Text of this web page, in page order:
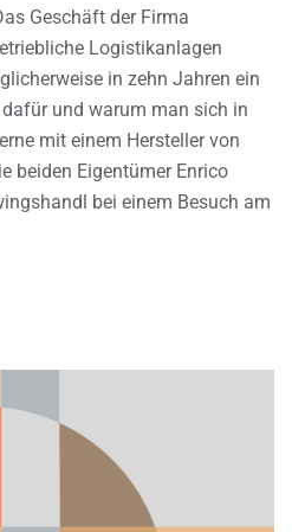
Geschäft der Firma
Logistikanlagen
in zehn Jahren ein
und warum man sich in
mit einem Hersteller von
beiden Eigentümer Enrico
bei einem Besuch am